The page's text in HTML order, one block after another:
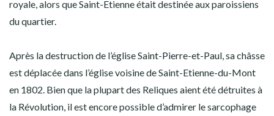
royale, alors que Saint-Etienne était destinée aux paroissiens
du quartier.
Après la destruction de l’église Saint-Pierre-et-Paul, sa châsse
est déplacée dans l’église voisine de Saint-Etienne-du-Mont
en 1802. Bien que la plupart des Reliques aient été détruites à
la Révolution, il est encore possible d’admirer le sarcophage